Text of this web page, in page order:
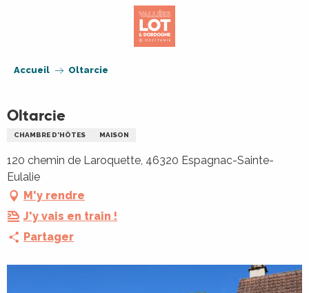
Accueil Oltarcie
Oltarcie
CHAMBRE D'HÔTES MAISON
120 chemin de Laroquette, 46320 Espagnac-Sainte-
Eulalie
M'y rendre
J'y vais en train !
Partager